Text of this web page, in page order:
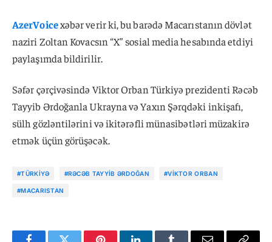
AzerVoicexəbər verir ki, bu barədə Macarıstanın dövlət
naziri Zoltan Kovacsın “X” sosial media hesabında etdiyi
paylaşımda bildirilir.
Səfər çərçivəsində Viktor Orban Türkiyə prezidenti Rəcəb
Tayyib Ərdoğanla Ukrayna və Yaxın Şərqdəki inkişafı,
sülh gözləntilərini və ikitərəfli münasibətləri müzakirə
etmək üçün görüşəcək.
#TÜRKIYƏ #RƏCƏB TAYYIB ƏRDOĞAN #VIKTOR ORBAN
#MACARISTAN